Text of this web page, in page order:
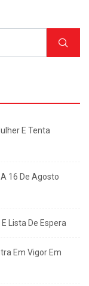
E Tenta
16 De Agosto
Lista De Espera
Em Vigor Em